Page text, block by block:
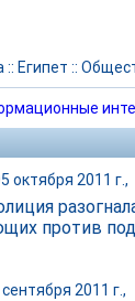
:: Египет ::
октября 2011 г.,
против
2011 г.,